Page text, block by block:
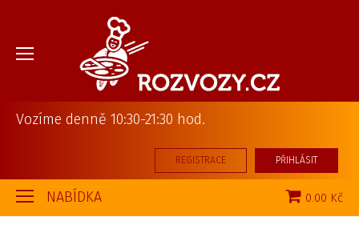
Vozíme denně 10:30-21:30 hod.
REGISTRACE PŘIHLÁSIT
NABÍDKA 0.00 Kč